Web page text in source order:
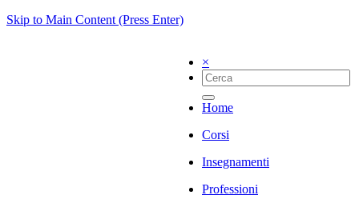
Skip to Main Content (Press Enter)
×
Home
Corsi
Insegnamenti
Professioni